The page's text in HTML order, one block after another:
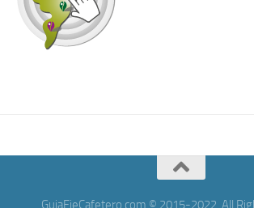
GuiaEjeCafetero.com © 2015-2022. All